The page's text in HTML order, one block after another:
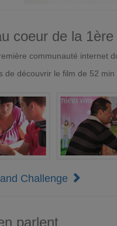
coeur de la
communauté internet
de découvrir le film de 52
Challenge
parlent